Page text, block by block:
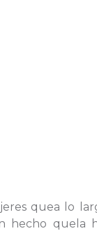
quea lo
hecho